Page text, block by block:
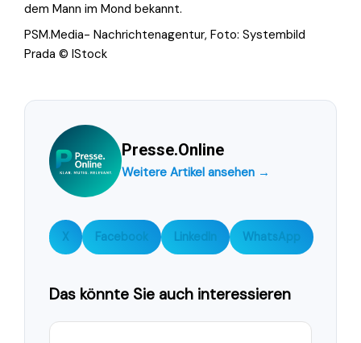
dem Mann im Mond bekannt.
PSM.Media- Nachrichtenagentur, Foto: Systembild
Prada © IStock
Presse.Online
Weitere Artikel ansehen →
X Facebook LinkedIn WhatsApp
Das könnte Sie auch interessieren